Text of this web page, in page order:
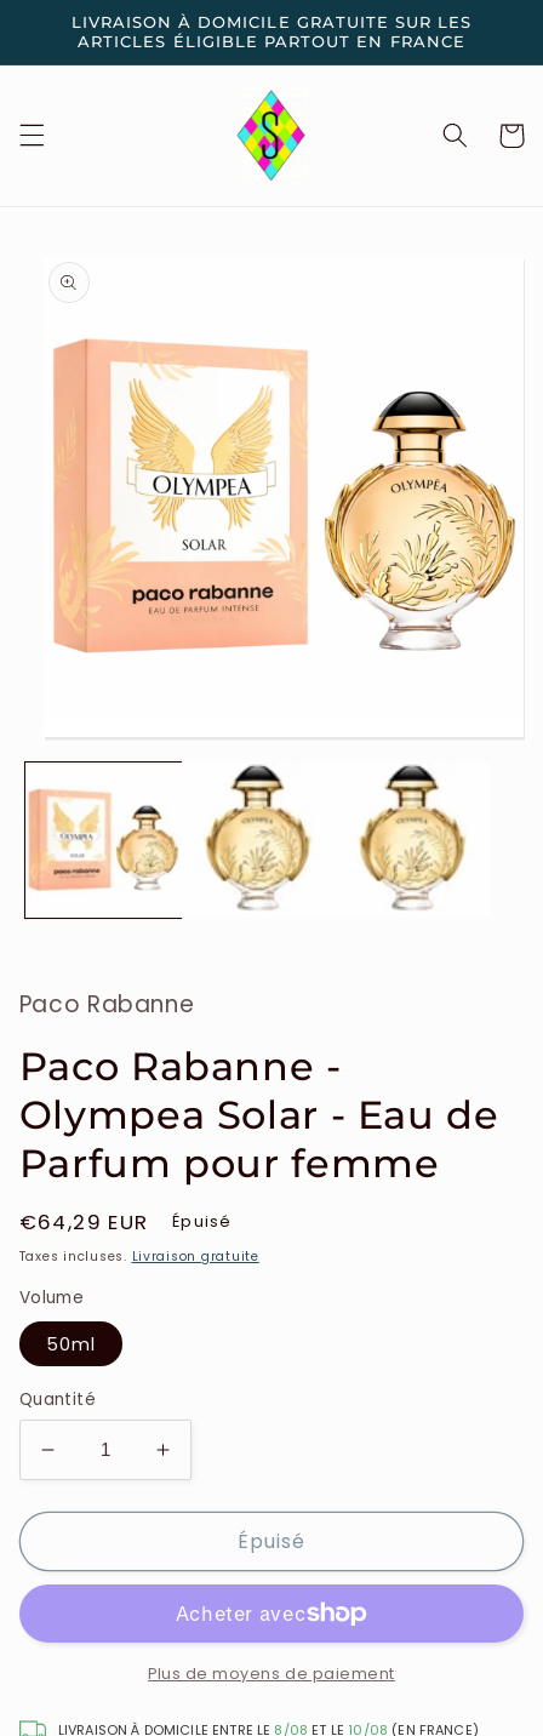
passer
contenu
LIVRAISON À DOMICILE GRATUITE SUR LES
ARTICLES ÉLIGIBLE PARTOUT EN FRANCE
Panier
Passer aux
informations
produits
le
1
dans
une
fenêtre
modale
Paco Rabanne
Paco Rabanne -
Olympea Solar - Eau de
Parfum pour femme
Prix
habituel
€64,29 EUR Épuisé
Taxes incluses. Livraison gratuite
Volume
50ml
Quantité
Réduire
la
quantité
Paco
Rabanne
Olympea
Eau
Augmenter
la
quantité
Paco
Olympea
Solar
Eau
Épuisé
Plus de moyens de paiement
LIVRAISON À DOMICILE ENTRE LE 8/08 ET LE 10/08 (EN FRANCE)